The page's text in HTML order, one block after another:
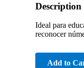
Description
Ideal para
reconocer
Add to